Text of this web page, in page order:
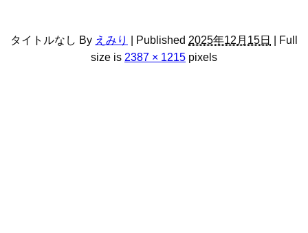
タイトルなし By えみり Published 2025年12月15日
Full
size is 2387 × 1215 pixels